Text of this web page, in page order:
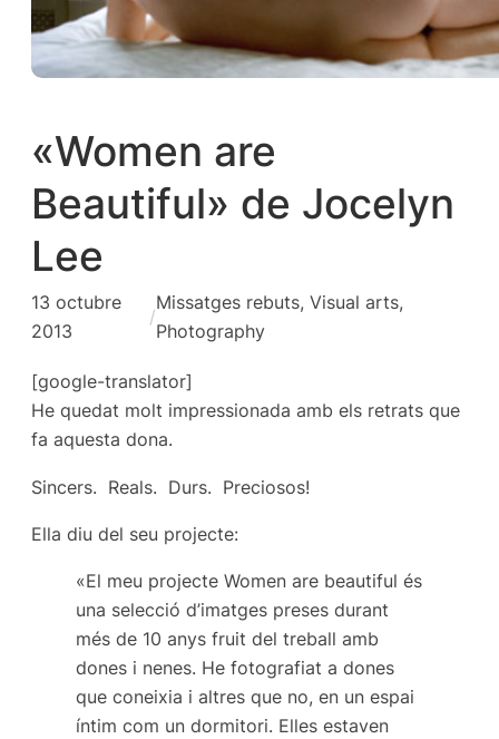
«Women are
Beautiful» de Jocelyn
Lee
13 octubre
2013
/
Missatges rebuts, Visual arts,
Photography
[google-translator]
He quedat molt impressionada amb els retrats que
fa aquesta dona.
Sincers. Reals. Durs. Preciosos!
Ella diu del seu projecte:
«El meu projecte Women are beautiful és
una selecció d’imatges preses durant
més de 10 anys fruit del treball amb
dones i nenes. He fotografiat a dones
que coneixia i altres que no, en un espai
íntim com un dormitori. Elles estaven